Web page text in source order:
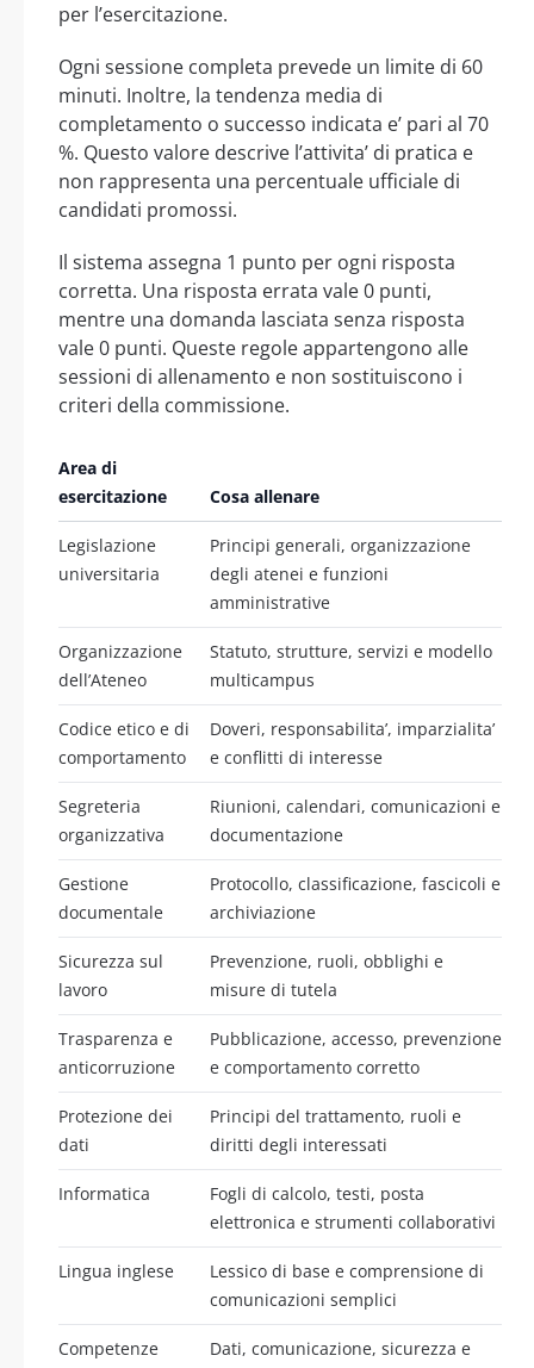
per l’esercitazione.
Ogni sessione completa prevede un limite di 60
minuti. Inoltre, la tendenza media di
completamento o successo indicata e’ pari al 70
%. Questo valore descrive l’attivita’ di pratica e
non rappresenta una percentuale ufficiale di
candidati promossi.
Il sistema assegna 1 punto per ogni risposta
corretta. Una risposta errata vale 0 punti,
mentre una domanda lasciata senza risposta
vale 0 punti. Queste regole appartengono alle
sessioni di allenamento e non sostituiscono i
criteri della commissione.
Area di
esercitazione
Cosa allenare
Legislazione
universitaria
Principi generali, organizzazione
degli atenei e funzioni
amministrative
Organizzazione
dell’Ateneo
Statuto, strutture, servizi e modello
multicampus
Codice etico e di
comportamento
Doveri, responsabilita’, imparzialita’
e conflitti di interesse
Segreteria
organizzativa
Riunioni, calendari, comunicazioni e
documentazione
Gestione
documentale
Protocollo, classificazione, fascicoli e
archiviazione
Sicurezza sul
lavoro
Prevenzione, ruoli, obblighi e
misure di tutela
Trasparenza e
anticorruzione
Pubblicazione, accesso, prevenzione
e comportamento corretto
Protezione dei
dati
Principi del trattamento, ruoli e
diritti degli interessati
Informatica
Fogli di calcolo, testi, posta
elettronica e strumenti collaborativi
Lingua inglese
Lessico di base e comprensione di
comunicazioni semplici
Competenze
Dati, comunicazione, sicurezza e